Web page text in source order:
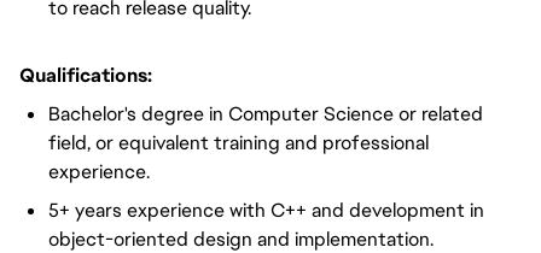
to reach release quality.
Qualifications:
Bachelor's degree in Computer Science or related
field, or equivalent training and professional
experience.
5+ years experience with C++ and development in
object-oriented design and implementation.